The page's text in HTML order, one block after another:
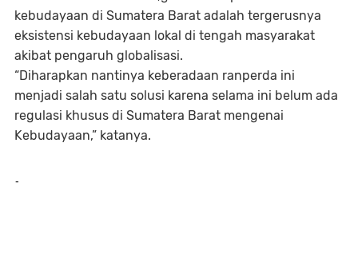
kebudayaan di Sumatera Barat adalah tergerusnya
eksistensi kebudayaan lokal di tengah masyarakat
akibat pengaruh globalisasi.
“Diharapkan nantinya keberadaan ranperda ini
menjadi salah satu solusi karena selama ini belum ada
regulasi khusus di Sumatera Barat mengenai
Kebudayaan,” katanya.
-